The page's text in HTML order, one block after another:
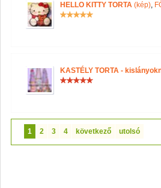
HELLO KITTY TORTA (kép),
KASTÉLY TORTA -
1 2 3 4 következő utolsó